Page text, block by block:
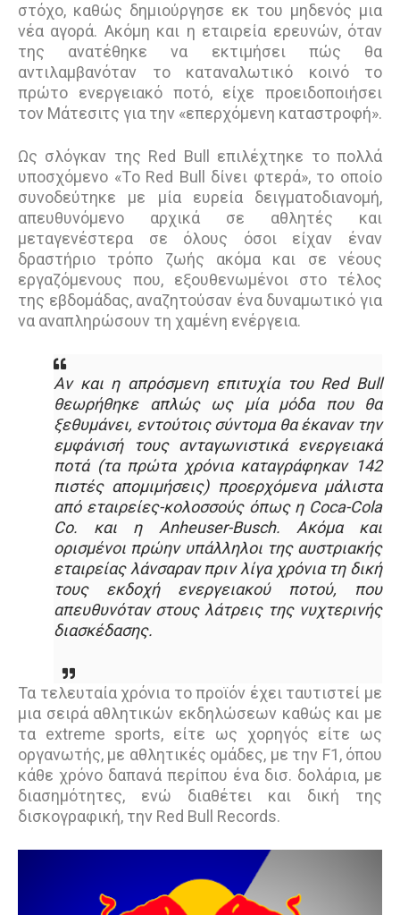
στόχο, καθώς δημιούργησε εκ του μηδενός μια
νέα αγορά. Ακόμη και η εταιρεία ερευνών, όταν
της ανατέθηκε να εκτιμήσει πώς θα
αντιλαμβανόταν το καταναλωτικό κοινό το
πρώτο ενεργειακό ποτό, είχε προειδοποιήσει
τον Μάτεσιτς για την «επερχόμενη καταστροφή».
Ως σλόγκαν της Red Bull επιλέχτηκε το πολλά
υποσχόμενο «Tο Red Bull δίνει φτερά», το οποίο
συνοδεύτηκε με μία ευρεία δειγματοδιανομή,
απευθυνόμενο αρχικά σε αθλητές και
μεταγενέστερα σε όλους όσοι είχαν έναν
δραστήριο τρόπο ζωής ακόμα και σε νέους
εργαζόμενους που, εξουθενωμένοι στο τέλος
της εβδομάδας, αναζητούσαν ένα δυναμωτικό για
να αναπληρώσουν τη χαμένη ενέργεια.
Αν και η απρόσμενη επιτυχία του Red Bull
θεωρήθηκε απλώς ως μία μόδα που θα
ξεθυμάνει, εντούτοις σύντομα θα έκαναν την
εμφάνισή τους ανταγωνιστικά ενεργειακά
ποτά (τα πρώτα χρόνια καταγράφηκαν 142
πιστές απομιμήσεις) προερχόμενα μάλιστα
από εταιρείες-κολοσσούς όπως η Coca-Cola
Co. και η Anheuser-Busch. Ακόμα και
ορισμένοι πρώην υπάλληλοι της αυστριακής
εταιρείας λάνσαραν πριν λίγα χρόνια τη δική
τους εκδοχή ενεργειακού ποτού, που
απευθυνόταν στους λάτρεις της νυχτερινής
διασκέδασης.
Τα τελευταία χρόνια το προϊόν έχει ταυτιστεί με
μια σειρά αθλητικών εκδηλώσεων καθώς και με
τα extreme sports, είτε ως χορηγός είτε ως
οργανωτής, με αθλητικές ομάδες, με την F1, όπου
κάθε χρόνο δαπανά περίπου ένα δισ. δολάρια, με
διασημότητες, ενώ διαθέτει και δική της
δισκογραφική, την Red Bull Records.